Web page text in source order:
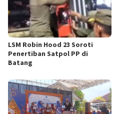
LSM Robin Hood 23 Soroti
Penertiban Satpol PP di
Batang